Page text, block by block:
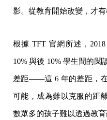
影。從教育開始改變，才
根據 TFT 官網所述，
10% 與後 10% 學生間的閱
差距——這 6 年的差距，
可能，成為難以克服的距
數眾多的孩子難以透過教